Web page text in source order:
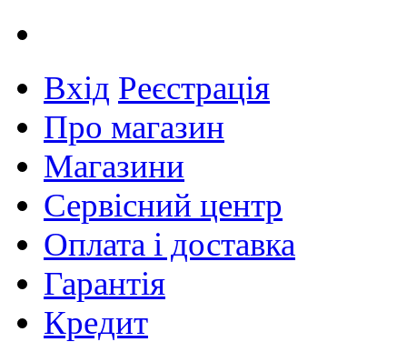
Вхід Реєстрація
Про магазин
Магазини
Сервісний центр
Оплата і доставка
Гарантія
Кредит